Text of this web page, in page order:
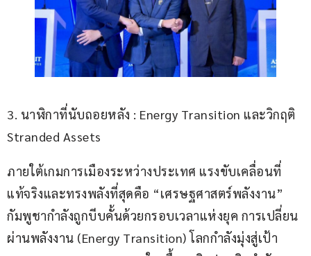
3. นาฬิกาที่นับถอยหลัง : Energy Transition และวิกฤติ
Stranded Assets
ภายใต้เกมการเมืองระหว่างประเทศ แรงขับเคลื่อนที่
แท้จริงและทรงพลังที่สุดคือ “เศรษฐศาสตร์พลังงาน”
กัมพูชากำลังถูกบีบคั้นด้วยกรอบเวลาแห่งยุค การเปลี่ยน
ผ่านพลังงาน (Energy Transition) โลกกำลังมุ่งสู่เป้า